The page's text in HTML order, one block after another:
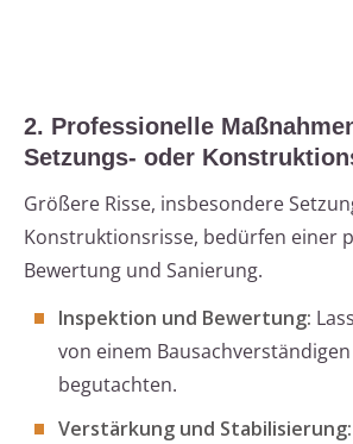
2. Professionelle
Setzungs- oder
Größere Risse, insbesondere
Konstruktionsrisse, bedürfen einer
Bewertung und Sanierung.
Inspektion und Bewertung:
von einem
begutachten.
Verstärkung und Stabilisierung: